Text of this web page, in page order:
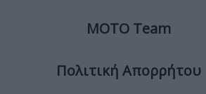
ΜΟΤΟ Team
Πολιτική Απορρήτου